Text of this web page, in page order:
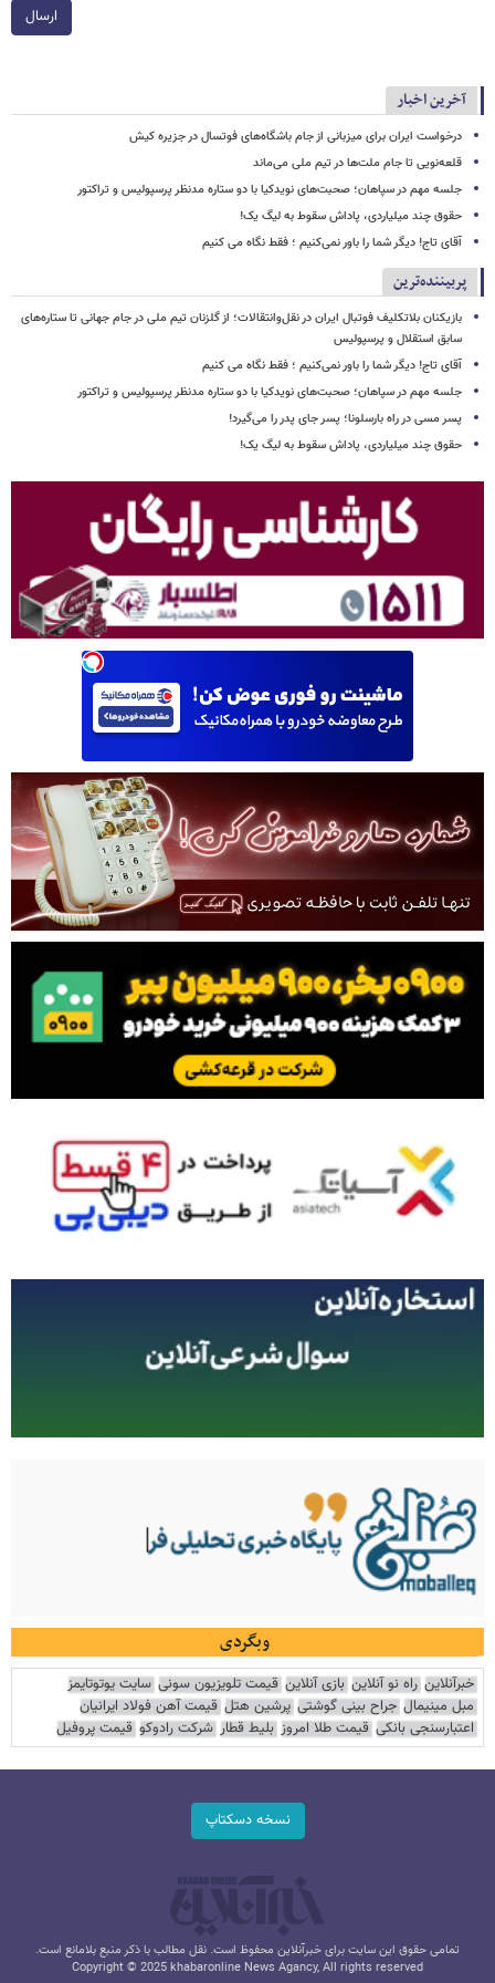
ارسال
آخرین اخبار
درخواست ایران برای میزبانی از جام باشگاه‌های فوتسال در جزیره کیش
قلعه‌نویی تا جام ملت‌ها در تیم ملی می‌ماند
جلسه مهم در سپاهان؛ صحبت‌های نویدکیا با دو ستاره مدنظر پرسپولیس و تراکتور
حقوق چند میلیاردی، پاداش سقوط به لیگ یک!
آقای تاج! دیگر شما را باور نمی‌کنیم ؛ فقط نگاه می کنیم
پربیننده‌ترین
بازیکنان بلاتکلیف فوتبال ایران در نقل‌وانتقالات؛ از گلزنان تیم ملی در جام جهانی تا ستاره‌های
سابق استقلال و پرسپولیس
آقای تاج! دیگر شما را باور نمی‌کنیم ؛ فقط نگاه می کنیم
جلسه مهم در سپاهان؛ صحبت‌های نویدکیا با دو ستاره مدنظر پرسپولیس و تراکتور
پسر مسی در راه بارسلونا؛ پسر جای پدر را می‌گیرد!
حقوق چند میلیاردی، پاداش سقوط به لیگ یک!
وبگردی
خبرآنلاین راه نو آنلاین بازی آنلاین قیمت تلویزیون سونی سایت یوتوتایمز
مبل مینیمال جراح بینی گوشتی پرشین هتل قیمت آهن فولاد ایرانیان
اعتبارسنجی بانکی قیمت طلا امروز بلیط قطار شرکت رادوکو قیمت پروفیل
نسخه دسکتاپ
تمامی حقوق این سایت برای خبرآنلاین محفوظ است. نقل مطالب با ذکر منبع بلامانع است.
Copyright © 2025 khabaronline News Agancy, All rights reserved